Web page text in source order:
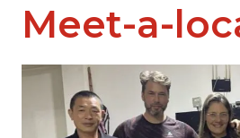
Meet-a-